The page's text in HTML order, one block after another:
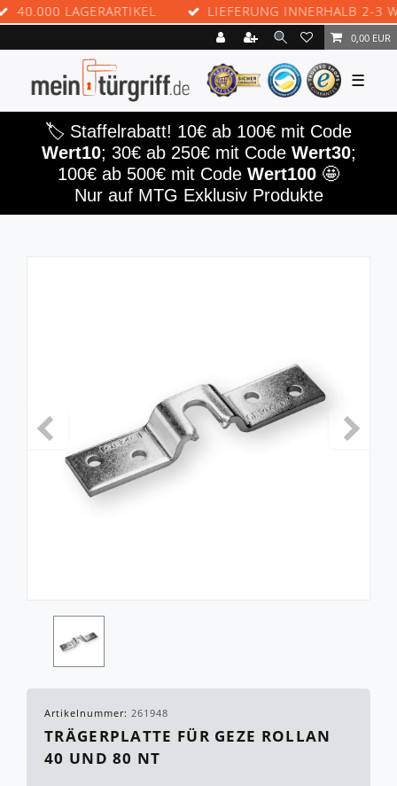
LAGERARTIKEL LIEFERUNG INNERHALB 2-3
0,00 EUR
☰
🏷️ Staffelrabatt! 10€ ab 100€ mit Code
Wert10; 30€ ab 250€ mit Code Wert30;
100€ ab 500€ mit Code Wert100 🤩
Nur auf MTG Exklusiv Produkte
Artikelnummer: 261948
TRÄGERPLATTE FÜR GEZE ROLLAN
40 UND 80 NT